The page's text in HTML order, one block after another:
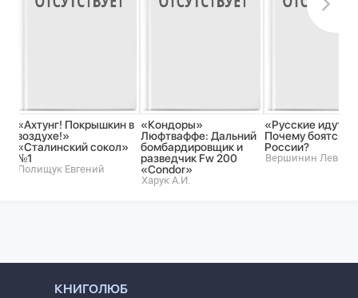
«Ахтунг! Покрышкин в
воздухе!»
«Сталинский сокол»
№1
Полищук Евгений
«Кондоры»
Люфтваффе: Дальний
бомбардировщик и
разведчик Fw 200
«Condor»
Харук А.И.
«Русские идут!»
Почему боятся
России?
Вершинин Лев
КНИГОЛЮБ